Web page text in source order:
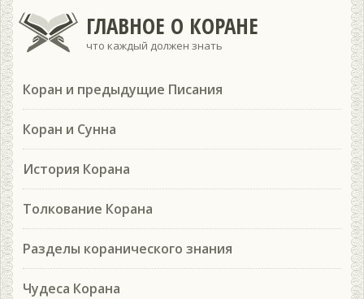
ГЛАВНОЕ О КОРАНЕ
что каждый должен знать
Коран и предыдущие Писания
Коран и Сунна
История Корана
Толкование Корана
Разделы коранического знания
Чудеса Корана